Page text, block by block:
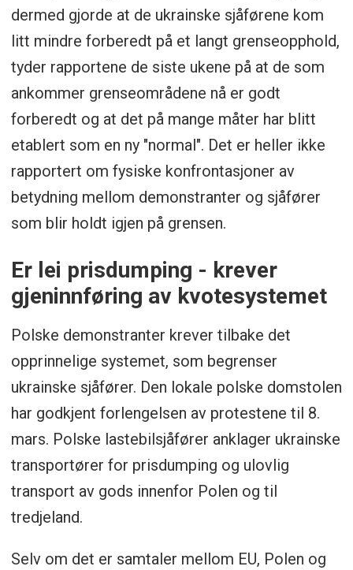
dermed gjorde at de ukrainske sjåførene kom
litt mindre forberedt på et langt grenseopphold,
tyder rapportene de siste ukene på at de som
ankommer grenseområdene nå er godt
forberedt og at det på mange måter har blitt
etablert som en ny "normal". Det er heller ikke
rapportert om fysiske konfrontasjoner av
betydning mellom demonstranter og sjåfører
som blir holdt igjen på grensen.
Er lei prisdumping - krever
gjeninnføring av kvotesystemet
Polske demonstranter krever tilbake det
opprinnelige systemet, som begrenser
ukrainske sjåfører. Den lokale polske domstolen
har godkjent forlengelsen av protestene til 8.
mars. Polske lastebilsjåfører anklager ukrainske
transportører for prisdumping og ulovlig
transport av gods innenfor Polen og til
tredjeland.
Selv om det er samtaler mellom EU, Polen og